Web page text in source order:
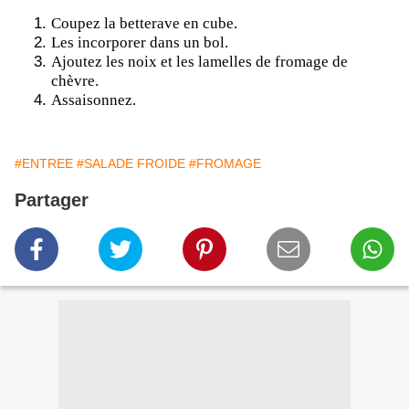
Coupez la betterave en cube.
Les incorporer dans un bol.
Ajoutez les noix et les lamelles de fromage de
chèvre.
Assaisonnez.
#ENTREE #SALADE FROIDE #FROMAGE
Partager